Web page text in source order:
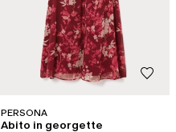
PERSONA
Abito in georgette